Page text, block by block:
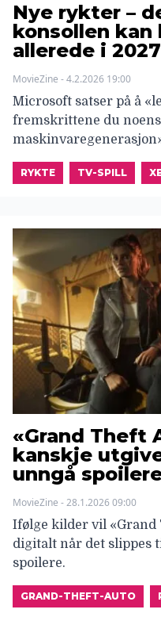
Nye rykter –
konsollen kan
allerede i 2027
MovieZine - 4.2.2026 19:00
Microsoft satser på å
fremskrittene du
RYKTE TV-SPILL
«Grand Theft
kanskje
unngå
MovieZine - 28.1.2026 09:00
Ifølge kilder vil «Grand
digitalt når det slippes
spoilere.
GRAND-THEFT-AUTO